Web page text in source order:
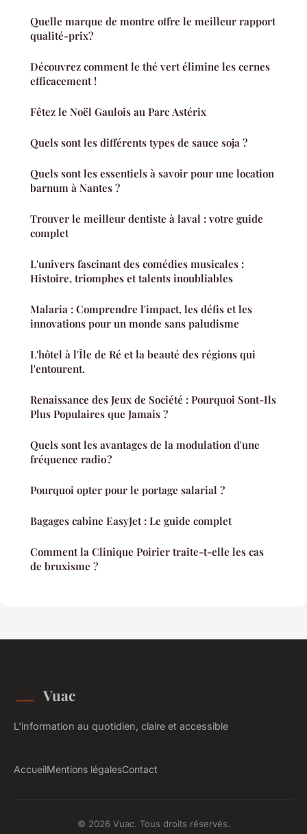
Quelle marque de montre offre le meilleur rapport
qualité-prix?
Découvrez comment le thé vert élimine les cernes
efficacement !
Fêtez le Noël Gaulois au Parc Astérix
Quels sont les différents types de sauce soja ?
Quels sont les essentiels à savoir pour une location
barnum à Nantes ?
Trouver le meilleur dentiste à laval : votre guide
complet
L'univers fascinant des comédies musicales :
Histoire, triomphes et talents inoubliables
Malaria : Comprendre l'impact, les défis et les
innovations pour un monde sans paludisme
L'hôtel à l'Île de Ré et la beauté des régions qui
l'entourent.
Renaissance des Jeux de Société : Pourquoi Sont-Ils
Plus Populaires que Jamais ?
Quels sont les avantages de la modulation d'une
fréquence radio ?
Pourquoi opter pour le portage salarial ?
Bagages cabine EasyJet : Le guide complet
Comment la Clinique Poirier traite-t-elle les cas
de bruxisme ?
Vuac
L'information au quotidien, claire et accessible
AccueilMentions légalesContact
© 2026 Vuac. Tous droits réservés.